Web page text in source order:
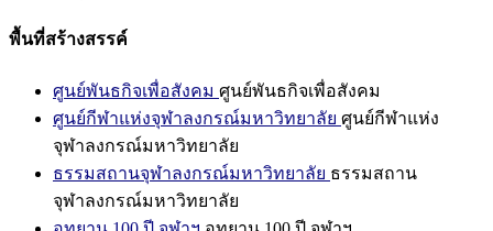
พื้นที่สร้างสรรค์
ศูนย์พันธกิจเพื่อสังคม ศูนย์พันธกิจเพื่อสังคม
ศูนย์กีฬาแห่งจุฬาลงกรณ์มหาวิทยาลัย ศูนย์กีฬาแห่ง
จุฬาลงกรณ์มหาวิทยาลัย
ธรรมสถานจุฬาลงกรณ์มหาวิทยาลัย ธรรมสถาน
จุฬาลงกรณ์มหาวิทยาลัย